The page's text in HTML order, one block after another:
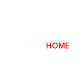
HOME